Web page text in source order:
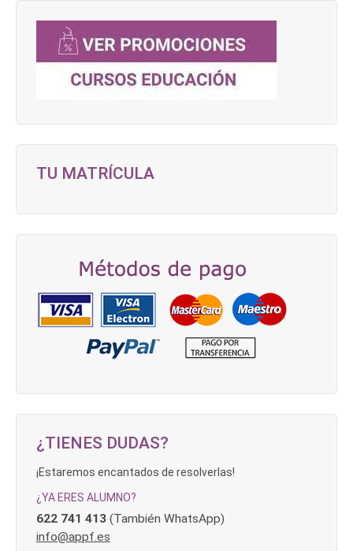
TU MATRÍCULA
¿TIENES DUDAS?
¡Estaremos encantados de resolverlas!
¿YA ERES ALUMNO?
622 741 413 (También WhatsApp)
info@appf.es